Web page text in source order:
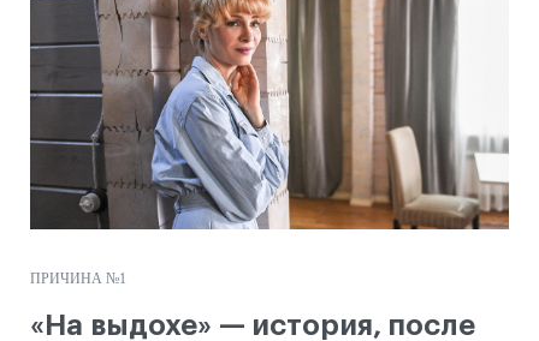
ПРИЧИНА №1
«На выдохе» — история, после